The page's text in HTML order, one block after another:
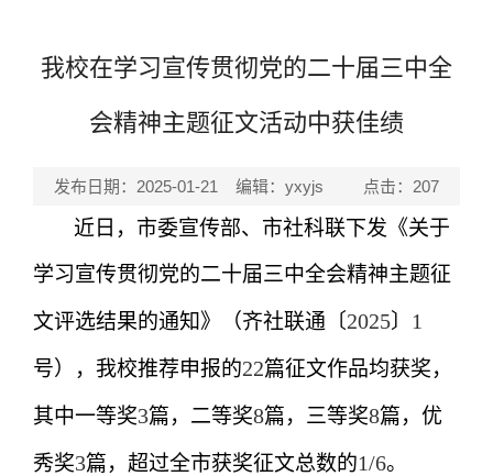
我校在学习宣传贯彻党的二十届三中全
会精神主题征文活动中获佳绩
发布日期：2025-01-21 编辑：yxyjs 点击： 207
近日 ， 市委宣传部、市社科联下发《关于
学习宣传贯彻党的二十届三中全会精神主题征
文评选结果的通知》 （齐社联通〔2025〕 1
号），我校推荐申报的22篇征文作品均获奖，
其中一等奖3篇，二等奖8篇，三等奖8篇，优
秀奖3篇，超过全市获奖征文总数的1/6。